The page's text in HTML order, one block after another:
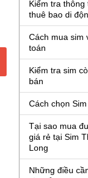
Kiểm tra thông
thuê bao di
Cách mua sim
toán
Kiểm tra sim
bán
Cách chọn
Tại sao mua
giá rẻ tại Sim
Long
Những điều